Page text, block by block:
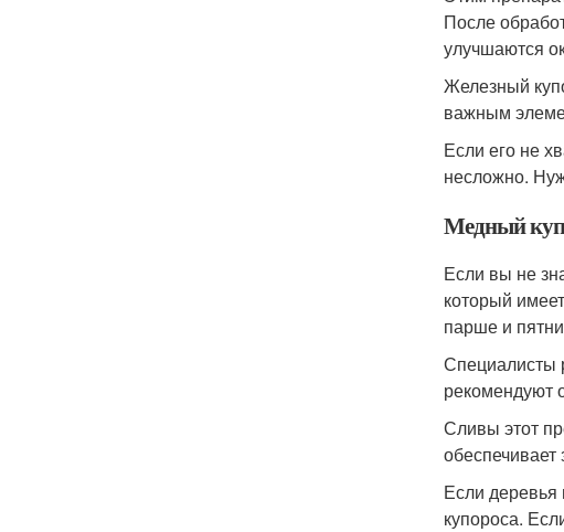
После
улучшаются
Железный
важным
Если его не
несложно.
Медный
Если вы не
который
парше и
Специалисты
рекомендуют
Сливы этот
Если деревья
купороса.